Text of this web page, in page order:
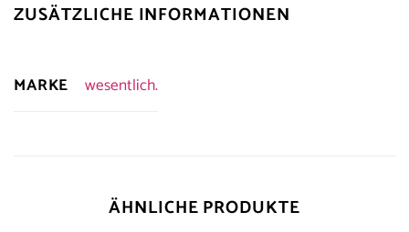
ZUSÄTZLICHE INFORMATIONEN
MARKE wesentlich.
ÄHNLICHE PRODUKTE